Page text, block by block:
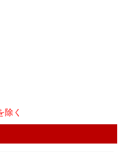
く